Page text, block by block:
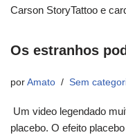
Carson StoryTattoo e
Os estranhos
por Amato Sem
Um video legendado
placebo. O efeito